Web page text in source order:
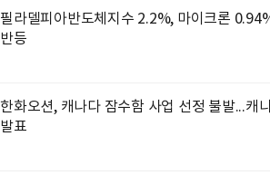
필라델피아반도체지수 2.2%, 마이크론
반등
한화오션, 캐나다 잠수함 사업 선정 불발...캐
발표